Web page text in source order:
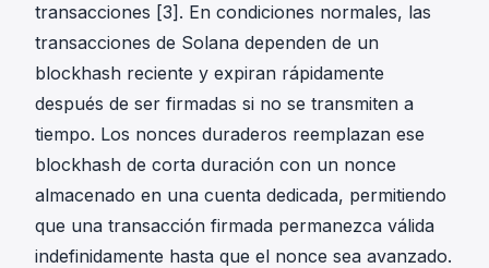
transacciones [3]. En condiciones normales, las
transacciones de Solana dependen de un
blockhash reciente y expiran rápidamente
después de ser firmadas si no se transmiten a
tiempo. Los nonces duraderos reemplazan ese
blockhash de corta duración con un nonce
almacenado en una cuenta dedicada, permitiendo
que una transacción firmada permanezca válida
indefinidamente hasta que el nonce sea avanzado.